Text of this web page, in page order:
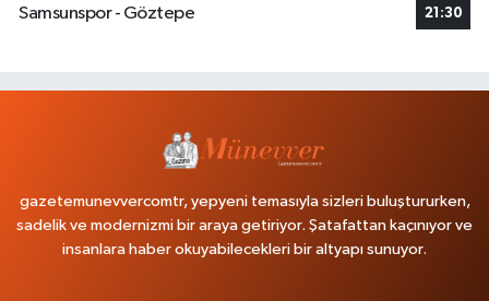
Samsunspor - Göztepe
21:30
gazetemunevvercomtr, yepyeni temasıyla sizleri buluştururken,
sadelik ve modernizmi bir araya getiriyor. Şatafattan kaçınıyor ve
insanlara haber okuyabilecekleri bir altyapı sunuyor.